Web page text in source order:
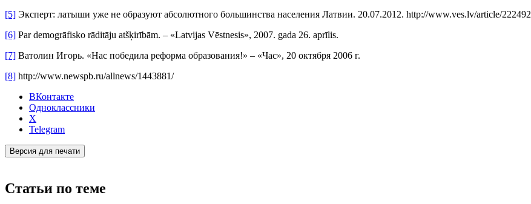
[5] Эксперт: латыши уже не образуют абсолютного большинства населения Латвии. 20.07.2012. http://www.ves.lv/article/222492
[6] Par demogrāfisko rāditāju atšķirībām. – «Latvijas Vēstnesis», 2007. gada 26. aprīlis.
[7] Ватолин Игорь. «Нас победила реформа образования!» – «Час», 20 октября 2006 г.
[8] http://www.newspb.ru/allnews/1443881/
ВКонтакте
Одноклассники
X
Telegram
Версия для печати
Статьи по теме